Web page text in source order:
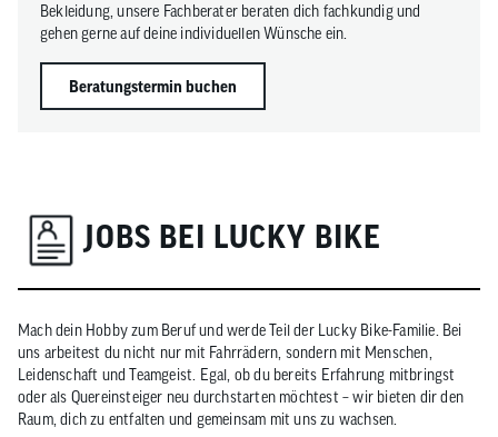
Bekleidung, unsere Fachberater beraten dich fachkundig und
gehen gerne auf deine individuellen Wünsche ein.
Beratungstermin buchen
JOBS BEI LUCKY BIKE
Mach dein Hobby zum Beruf und werde Teil der Lucky Bike-Familie. Bei
uns arbeitest du nicht nur mit Fahrrädern, sondern mit Menschen,
Leidenschaft und Teamgeist. Egal, ob du bereits Erfahrung mitbringst
oder als Quereinsteiger neu durchstarten möchtest – wir bieten dir den
Raum, dich zu entfalten und gemeinsam mit uns zu wachsen.